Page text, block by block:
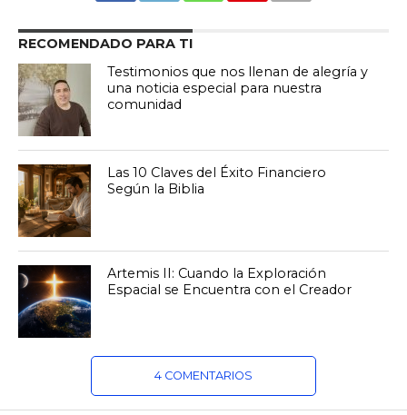
RECOMENDADO PARA TI
Testimonios que nos llenan de alegría y
una noticia especial para nuestra
comunidad
Las 10 Claves del Éxito Financiero
Según la Biblia
Artemis II: Cuando la Exploración
Espacial se Encuentra con el Creador
4 COMENTARIOS